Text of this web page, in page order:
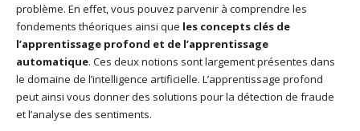
problème. En effet, vous pouvez parvenir à comprendre les
fondements théoriques ainsi que les concepts clés de
l’apprentissage profond et de l’apprentissage
automatique. Ces deux notions sont largement présentes dans
le domaine de l’intelligence artificielle. L’apprentissage profond
peut ainsi vous donner des solutions pour la détection de fraude
et l’analyse des sentiments.